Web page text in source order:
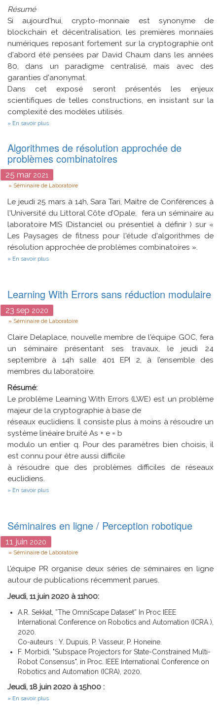
Résumé
Si aujourd'hui, crypto-monnaie est synonyme de
blockchain et décentralisation, les premières monnaies
numériques reposant fortement sur la cryptographie ont
d'abord été pensées par David Chaum dans les années
80, dans un paradigme centralisé, mais avec des
garanties d'anonymat.
Dans cet exposé seront présentés les enjeux
scientifiques de telles constructions, en insistant sur la
complexité des modèles utilisés.
En savoir plus
transférables
Algorithmes de résolution approchée de
problèmes combinatoires
25 mar2021
Type
Séminaire de Laboratoire
Le jeudi 25 mars à 14h, Sara Tari, Maitre de Conférences à
l'Université du Littoral Côte d’Opale, fera un séminaire au
laboratoire MIS (Distanciel ou présentiel à définir ) sur «
Les Paysages de fitness pour l'étude d'algorithmes de
résolution approchée de problèmes combinatoires ».
En savoir plus
de
problèmes
Learning With Errors sans réduction modulaire
23 sep 2020
Type
Séminaire de Laboratoire
Claire Delaplace, nouvelle membre de l'équipe GOC, fera
un séminaire présentant ses travaux, le jeudi 24
septembre à 14h salle 401 EPI 2, à l’ensemble des
membres du laboratoire.
Résumé:
Le problème Learning With Errors (LWE) est un problème
majeur de la cryptographie à base de
réseaux euclidiens. Il consiste plus à moins à résoudre un
système linéaire bruité As + e = b
modulo un entier q. Pour des paramètres bien choisis, il
est connu pour être aussi difficile
à résoudre que des problèmes difficiles de réseaux
euclidiens.
En savoir plus
réduction
modulaire
Séminaires en ligne / Perception robotique
11 juin 2020
Type
Séminaire de Laboratoire
L’équipe PR organise deux séries de séminaires en ligne
autour de publications récemment parues.
Jeudi, 11 juin 2020 à 11h00:
A.R. Sekkat, ”The OmniScape Dataset” In Proc IEEE
International Conference on Robotics and Automation (ICRA ),
2020.
Co-auteurs : Y. Dupuis, P. Vasseur, P. Honeine.
F. Morbidi, "Subspace Projectors for State-Constrained Multi-
Robot Consensus", in Proc. IEEE International Conference on
Robotics and Automation (ICRA), 2020.
Jeudi, 18 juin 2020 à 15h00 :
En savoir plus